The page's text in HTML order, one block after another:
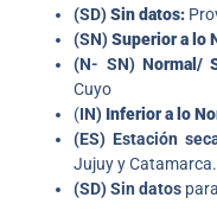
(SD) Sin datos:
(SN) Superior a lo
(N- SN) Normal/
Cuyo
(IN) Inferior a lo
(ES) Estación
Jujuy y Catamarca.
(SD) Sin datos